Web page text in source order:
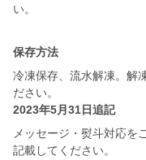
い。
保存方法
冷凍保存、流水解凍。解
ださい。
2023年5月31日追記
メッセージ・熨斗対応を
記載してください。